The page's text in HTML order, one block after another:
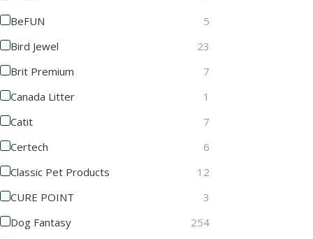
BeFUN
5
Bird Jewel
23
Brit Premium
7
Canada Litter
1
Catit
7
Certech
6
Classic Pet Products
12
CURE POINT
3
Dog Fantasy
254